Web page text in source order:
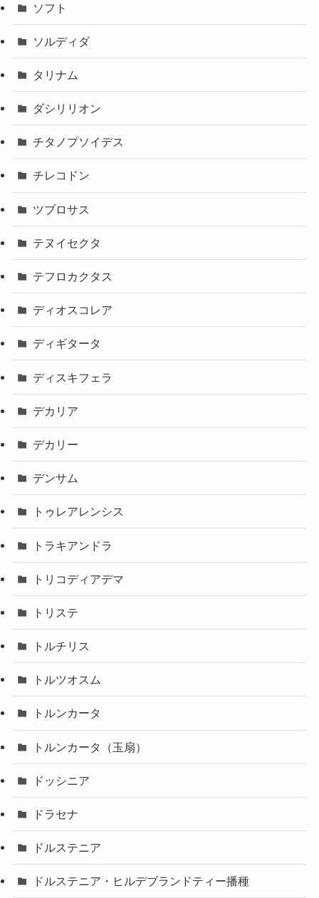
ソフト
ソルディダ
タリナム
ダシリリオン
チタノプソイデス
チレコドン
ツブロサス
テヌイセクタ
テフロカクタス
ディオスコレア
ディギタータ
ディスキフェラ
デカリア
デカリー
デンサム
トゥレアレンシス
トラキアンドラ
トリコディアデマ
トリステ
トルチリス
トルツオスム
トルンカータ
トルンカータ（玉扇）
ドッシニア
ドラセナ
ドルステニア
ドルステニア・ヒルデブランドティー播種